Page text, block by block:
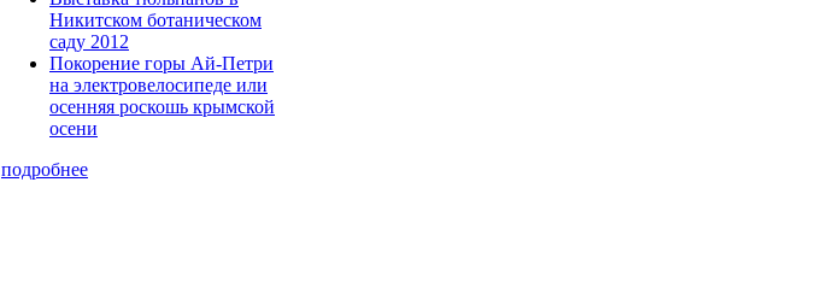
Никитском ботаническом
саду 2012
Покорение горы Ай-Петри
на электровелосипеде или
осенняя роскошь крымской
осени
подробнее